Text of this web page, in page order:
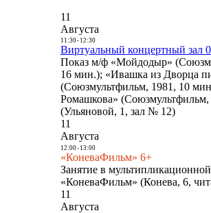
11
Августа
11:30- 12:30
Виртуальный концертный зал
Показ м/ф «Мойдодыр»
16 мин.); «Ивашка из Дворца
(Союзмультфильм, 1981, 10
Ромашкова»
(Ульяновой, 1, зал № 12)
11
Августа
12:00- 13:00
«КоневаФильм» 6+
Занятие в
«КоневаФильм» (Конева, 6,
11
Августа